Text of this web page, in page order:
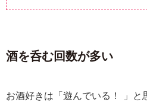
酒を呑む回数が多い
お酒好きは「遊んでいる！ 」と